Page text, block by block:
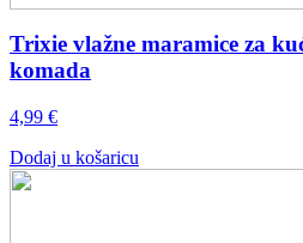
Trixie vlažne maramice za
komada
4,99 €
Dodaj u košaricu